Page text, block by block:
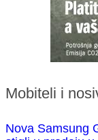
Mobiteli i
Nova Samsung